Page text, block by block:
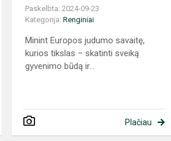
Paskelbta: 2024-09-23
Kategorija:Renginiai
Minint Europos judumo savaitę,
kurios tikslas – skatinti sveiką
gyvenimo būdą ir...
Plačiau